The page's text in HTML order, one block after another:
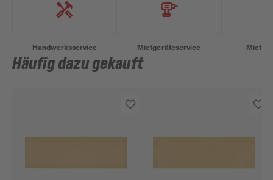
Handwerksservice Mietgeräteservice
Häufig dazu gekauft